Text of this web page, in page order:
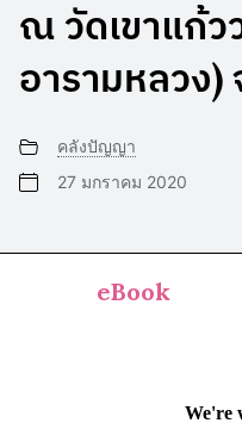
ณ วัดเขาแก้ว
อารามหลวง)
คลังปัญญา
27 มกราคม 2020
eBook